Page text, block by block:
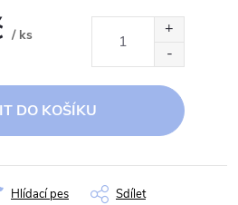
/ ks
DO KOŠÍKU
Hlídací pes Sdílet